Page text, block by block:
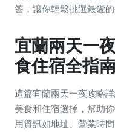
答，讓你輕鬆挑選最愛的
宜蘭兩天一
食住宿全指
這篇宜蘭兩天一夜攻略
美食和住宿選擇，幫助
用資訊如地址、營業時